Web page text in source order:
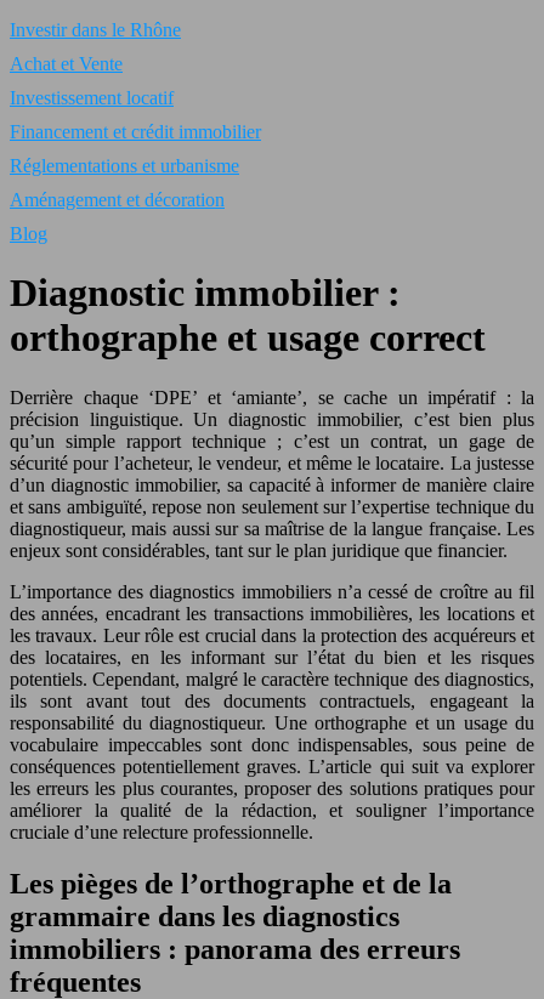
Investir dans le Rhône
Achat et Vente
Investissement locatif
Financement et crédit immobilier
Réglementations et urbanisme
Aménagement et décoration
Blog
Diagnostic immobilier :
orthographe et usage correct
Derrière chaque ‘DPE’ et ‘amiante’, se cache un impératif : la
précision linguistique. Un diagnostic immobilier, c’est bien plus
qu’un simple rapport technique ; c’est un contrat, un gage de
sécurité pour l’acheteur, le vendeur, et même le locataire. La justesse
d’un diagnostic immobilier, sa capacité à informer de manière claire
et sans ambiguïté, repose non seulement sur l’expertise technique du
diagnostiqueur, mais aussi sur sa maîtrise de la langue française. Les
enjeux sont considérables, tant sur le plan juridique que financier.
L’importance des diagnostics immobiliers n’a cessé de croître au fil
des années, encadrant les transactions immobilières, les locations et
les travaux. Leur rôle est crucial dans la protection des acquéreurs et
des locataires, en les informant sur l’état du bien et les risques
potentiels. Cependant, malgré le caractère technique des diagnostics,
ils sont avant tout des documents contractuels, engageant la
responsabilité du diagnostiqueur. Une orthographe et un usage du
vocabulaire impeccables sont donc indispensables, sous peine de
conséquences potentiellement graves. L’article qui suit va explorer
les erreurs les plus courantes, proposer des solutions pratiques pour
améliorer la qualité de la rédaction, et souligner l’importance
cruciale d’une relecture professionnelle.
Les pièges de l’orthographe et de la
grammaire dans les diagnostics
immobiliers : panorama des erreurs
fréquentes